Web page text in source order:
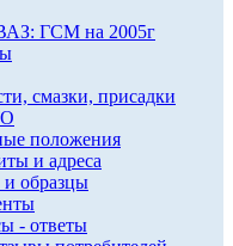
ГСМ на 2005г
смазки, присадки
положения
и адреса
образцы
- ответы